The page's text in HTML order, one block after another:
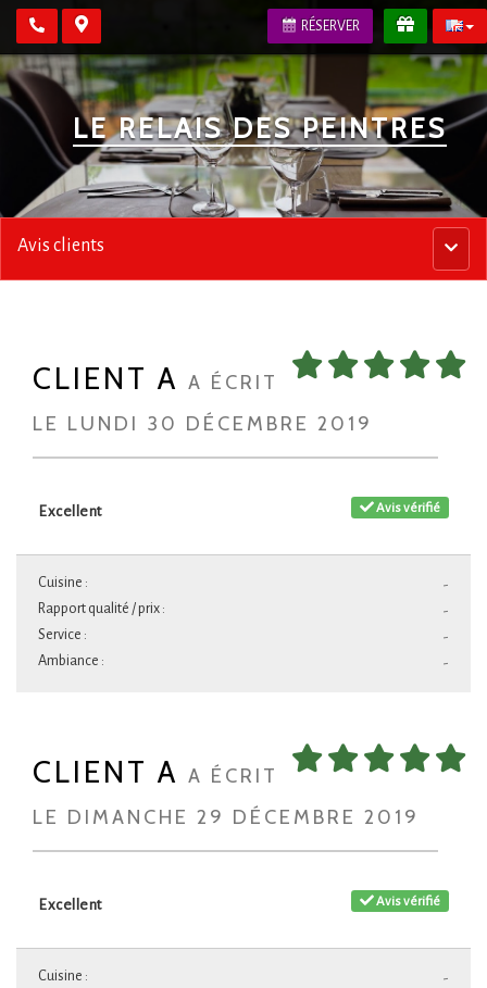
RÉSERVER
LE RELAIS DES PEINTRES
Menu
Avis clients
CLIENT A A ÉCRIT
LE LUNDI 30 DÉCEMBRE 2019
Avis vérifié
Excellent
-
Cuisine :
-
Rapport qualité / prix :
-
Service :
-
Ambiance :
CLIENT A A ÉCRIT
LE DIMANCHE 29 DÉCEMBRE 2019
Avis vérifié
Excellent
-
Cuisine :